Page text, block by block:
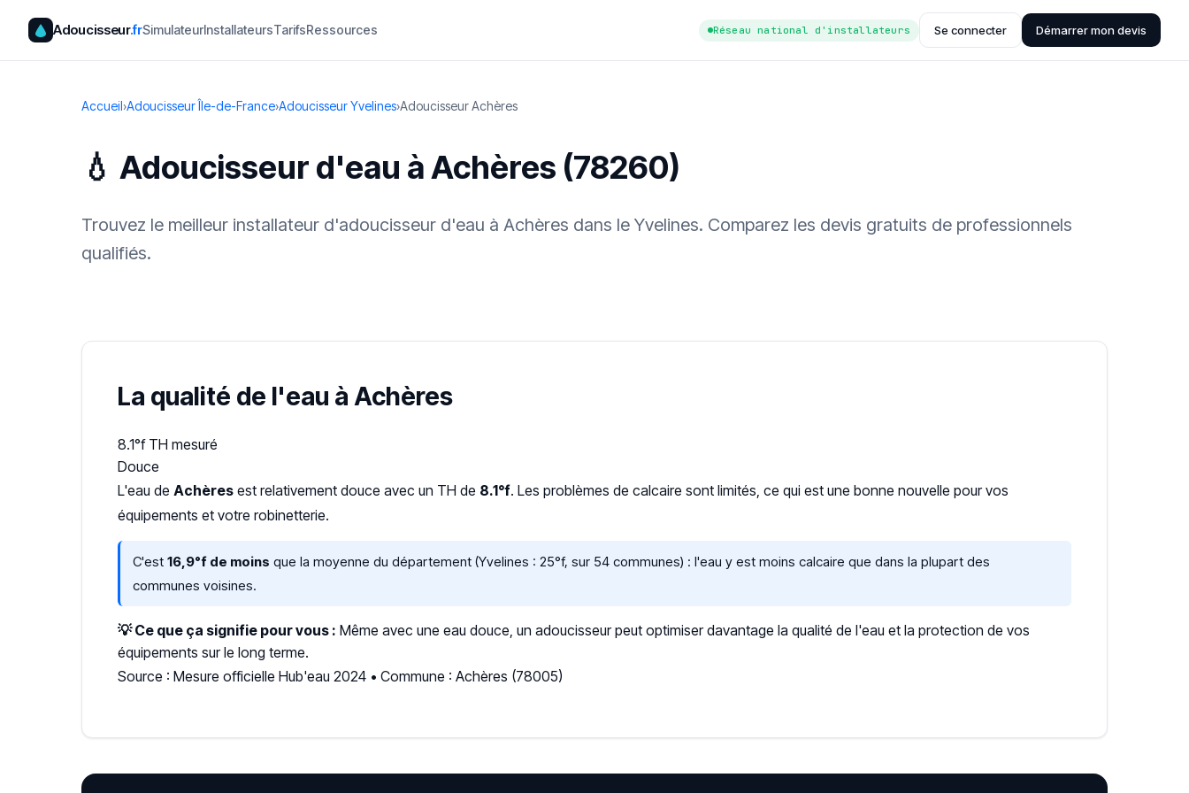
Adoucisseur.frSimulateurInstallateursTarifsRessources Réseau national d'installateurs Se connecter Démarrer mon devis
Accueil›Adoucisseur Île-de-France›Adoucisseur Yvelines›Adoucisseur Achères
💧 Adoucisseur d'eau à Achères (78260)
Trouvez le meilleur installateur d'adoucisseur d'eau à Achères dans le Yvelines. Comparez les devis gratuits de professionnels
qualifiés.
La qualité de l'eau à Achères
8.1°f TH mesuré
Douce
L'eau de Achères est relativement douce avec un TH de 8.1°f. Les problèmes de calcaire sont limités, ce qui est une bonne nouvelle pour vos
équipements et votre robinetterie.
C'est 16,9°f de moins que la moyenne du département (Yvelines : 25°f, sur 54 communes) : l'eau y est moins calcaire que dans la plupart des
communes voisines.
💡 Ce que ça signifie pour vous : Même avec une eau douce, un adoucisseur peut optimiser davantage la qualité de l'eau et la protection de vos
équipements sur le long terme.
Source : Mesure officielle Hub'eau 2024 • Commune : Achères (78005)